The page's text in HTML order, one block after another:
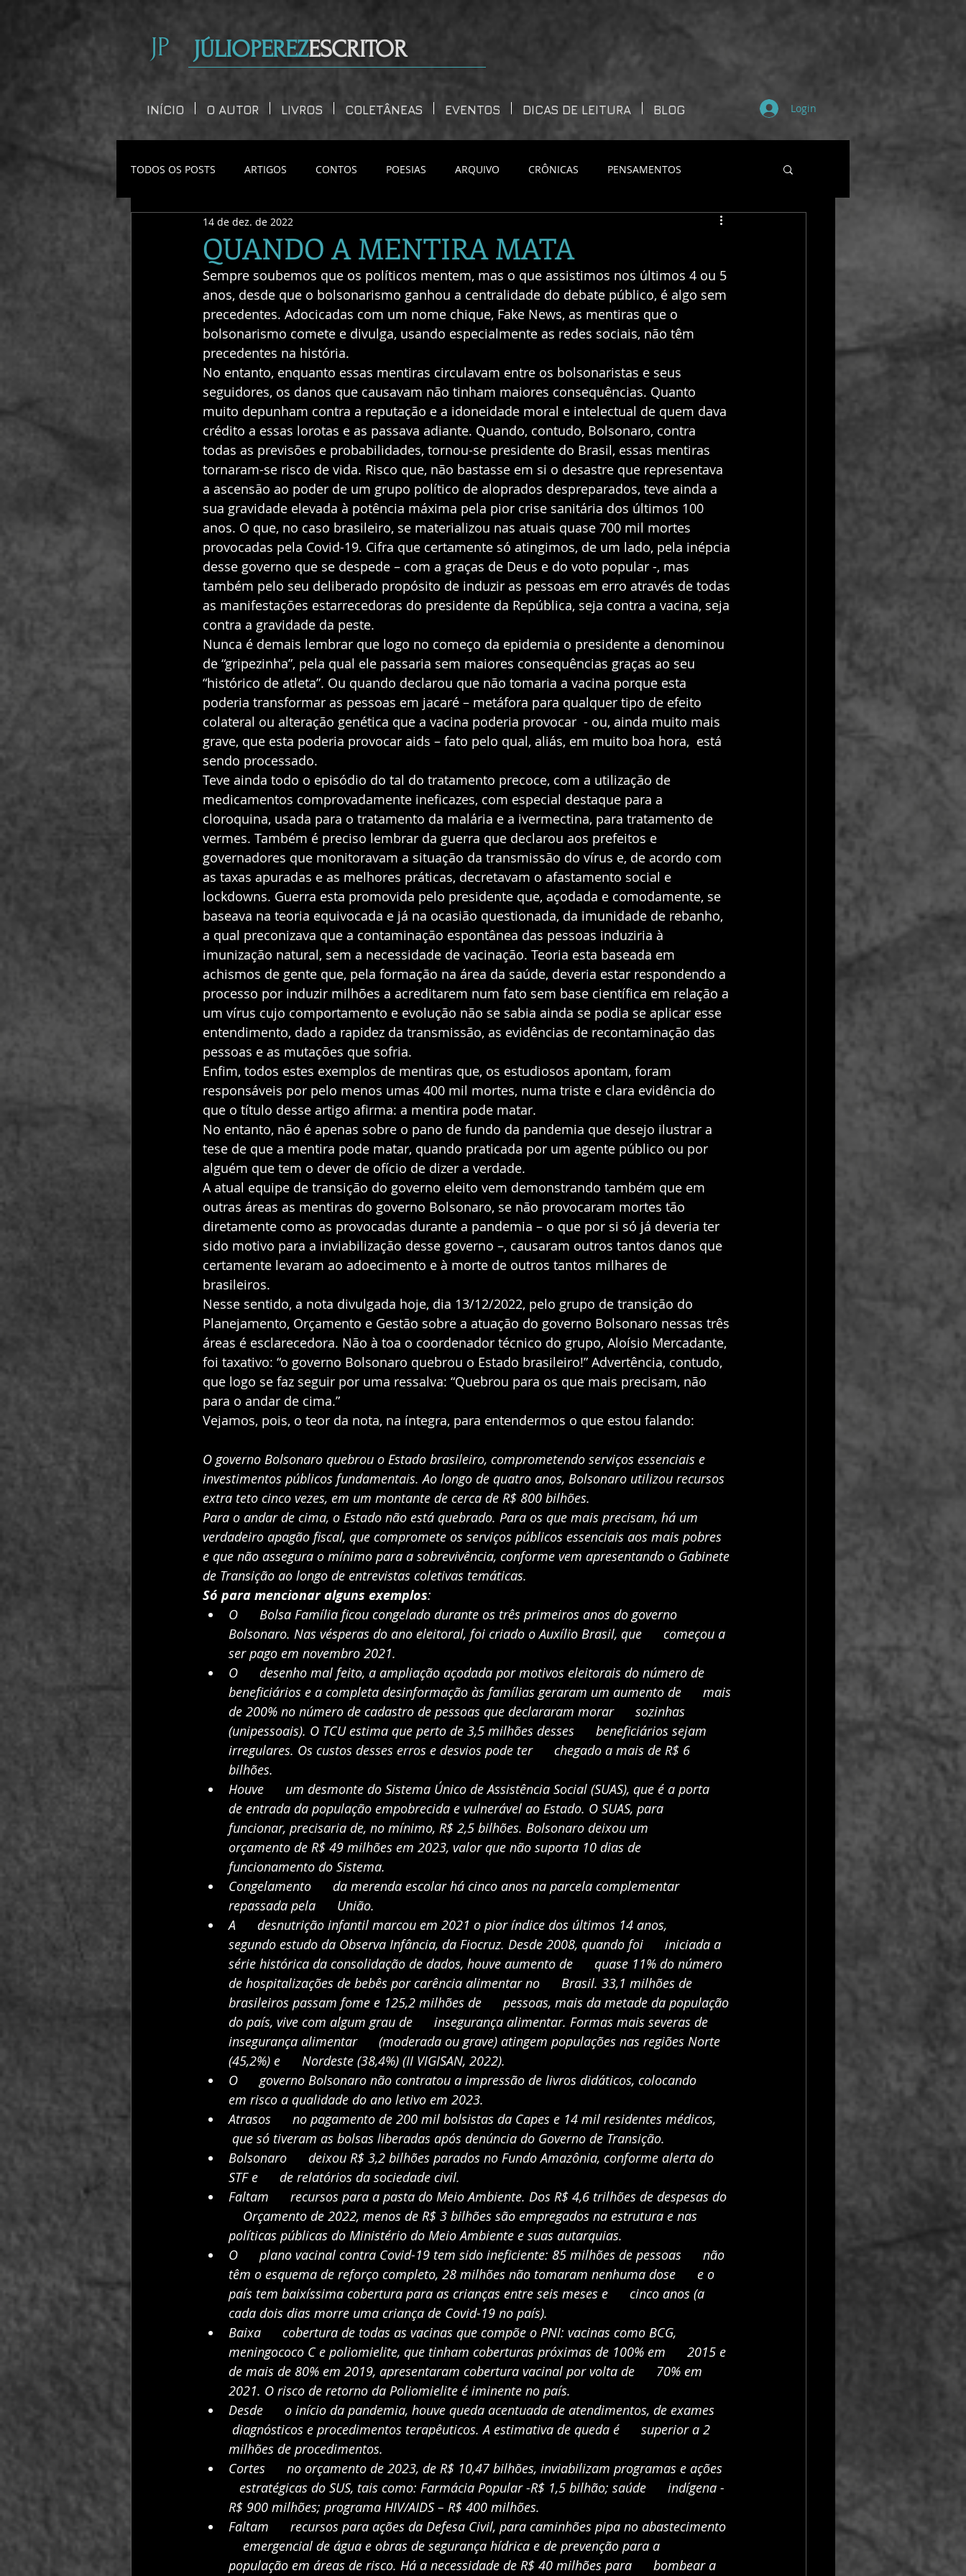
JP JÚLIOPEREZESCRITOR
INÍCIO O AUTOR LIVROS COLETÂNEAS EVENTOS DICAS DE LEITURA BLOG Login
TODOS OS POSTS ARTIGOS CONTOS POESIAS ARQUIVO CRÔNICAS PENSAMENTOS
CONTOS CURTOS
QUANDO A MENTIRA MATA
14 de dez. de 2022
Sempre soubemos que os políticos mentem, mas o que assistimos nos últimos 4 ou 5
anos, desde que o bolsonarismo ganhou a centralidade do debate público, é algo sem
precedentes. Adocicadas com um nome chique, Fake News, as mentiras que o
bolsonarismo comete e divulga, usando especialmente as redes sociais, não têm
precedentes na história.
No entanto, enquanto essas mentiras circulavam entre os bolsonaristas e seus
seguidores, os danos que causavam não tinham maiores consequências. Quanto
muito depunham contra a reputação e a idoneidade moral e intelectual de quem dava
crédito a essas lorotas e as passava adiante. Quando, contudo, Bolsonaro, contra
todas as previsões e probabilidades, tornou-se presidente do Brasil, essas mentiras
tornaram-se risco de vida. Risco que, não bastasse em si o desastre que representava
a ascensão ao poder de um grupo político de aloprados despreparados, teve ainda a
sua gravidade elevada à potência máxima pela pior crise sanitária dos últimos 100
anos. O que, no caso brasileiro, se materializou nas atuais quase 700 mil mortes
provocadas pela Covid-19. Cifra que certamente só atingimos, de um lado, pela inépcia
desse governo que se despede – com a graças de Deus e do voto popular -, mas
também pelo seu deliberado propósito de induzir as pessoas em erro através de todas
as manifestações estarrecedoras do presidente da República, seja contra a vacina, seja
contra a gravidade da peste.
Nunca é demais lembrar que logo no começo da epidemia o presidente a denominou
de “gripezinha”, pela qual ele passaria sem maiores consequências graças ao seu
“histórico de atleta”. Ou quando declarou que não tomaria a vacina porque esta
poderia transformar as pessoas em jacaré – metáfora para qualquer tipo de efeito
colateral ou alteração genética que a vacina poderia provocar  - ou, ainda muito mais
grave, que esta poderia provocar aids – fato pelo qual, aliás, em muito boa hora,  está
sendo processado.
Teve ainda todo o episódio do tal do tratamento precoce, com a utilização de
medicamentos comprovadamente ineficazes, com especial destaque para a
cloroquina, usada para o tratamento da malária e a ivermectina, para tratamento de
vermes. Também é preciso lembrar da guerra que declarou aos prefeitos e
governadores que monitoravam a situação da transmissão do vírus e, de acordo com
as taxas apuradas e as melhores práticas, decretavam o afastamento social e
lockdowns. Guerra esta promovida pelo presidente que, açodada e comodamente, se
baseava na teoria equivocada e já na ocasião questionada, da imunidade de rebanho,
a qual preconizava que a contaminação espontânea das pessoas induziria à
imunização natural, sem a necessidade de vacinação. Teoria esta baseada em
achismos de gente que, pela formação na área da saúde, deveria estar respondendo a
processo por induzir milhões a acreditarem num fato sem base científica em relação a
um vírus cujo comportamento e evolução não se sabia ainda se podia se aplicar esse
entendimento, dado a rapidez da transmissão, as evidências de recontaminação das
pessoas e as mutações que sofria.
Enfim, todos estes exemplos de mentiras que, os estudiosos apontam, foram
responsáveis por pelo menos umas 400 mil mortes, numa triste e clara evidência do
que o título desse artigo afirma: a mentira pode matar.
No entanto, não é apenas sobre o pano de fundo da pandemia que desejo ilustrar a
tese de que a mentira pode matar, quando praticada por um agente público ou por
alguém que tem o dever de ofício de dizer a verdade.
A atual equipe de transição do governo eleito vem demonstrando também que em
outras áreas as mentiras do governo Bolsonaro, se não provocaram mortes tão
diretamente como as provocadas durante a pandemia – o que por si só já deveria ter
sido motivo para a inviabilização desse governo –, causaram outros tantos danos que
certamente levaram ao adoecimento e à morte de outros tantos milhares de
brasileiros.
Nesse sentido, a nota divulgada hoje, dia 13/12/2022, pelo grupo de transição do
Planejamento, Orçamento e Gestão sobre a atuação do governo Bolsonaro nessas três
áreas é esclarecedora. Não à toa o coordenador técnico do grupo, Aloísio Mercadante,
foi taxativo: “o governo Bolsonaro quebrou o Estado brasileiro!” Advertência, contudo,
que logo se faz seguir por uma ressalva: “Quebrou para os que mais precisam, não
para o andar de cima.”
Vejamos, pois, o teor da nota, na íntegra, para entendermos o que estou falando:
O governo Bolsonaro quebrou o Estado brasileiro, comprometendo serviços essenciais e
investimentos públicos fundamentais. Ao longo de quatro anos, Bolsonaro utilizou recursos
extra teto cinco vezes, em um montante de cerca de R$ 800 bilhões.
Para o andar de cima, o Estado não está quebrado. Para os que mais precisam, há um
verdadeiro apagão fiscal, que compromete os serviços públicos essenciais aos mais pobres
e que não assegura o mínimo para a sobrevivência, conforme vem apresentando o Gabinete
de Transição ao longo de entrevistas coletivas temáticas.
Só para mencionar alguns exemplos:
O      Bolsa Família ficou congelado durante os três primeiros anos do governo
Bolsonaro. Nas vésperas do ano eleitoral, foi criado o Auxílio Brasil, que      começou a
ser pago em novembro 2021.
O      desenho mal feito, a ampliação açodada por motivos eleitorais do número de
beneficiários e a completa desinformação às famílias geraram um aumento de      mais
de 200% no número de cadastro de pessoas que declararam morar      sozinhas
(unipessoais). O TCU estima que perto de 3,5 milhões desses      beneficiários sejam
irregulares. Os custos desses erros e desvios pode ter      chegado a mais de R$ 6
bilhões.
Houve      um desmonte do Sistema Único de Assistência Social (SUAS), que é a porta
de entrada da população empobrecida e vulnerável ao Estado. O SUAS, para
funcionar, precisaria de, no mínimo, R$ 2,5 bilhões. Bolsonaro deixou um
orçamento de R$ 49 milhões em 2023, valor que não suporta 10 dias de
funcionamento do Sistema.
Congelamento      da merenda escolar há cinco anos na parcela complementar
repassada pela      União.
A      desnutrição infantil marcou em 2021 o pior índice dos últimos 14 anos,
segundo estudo da Observa Infância, da Fiocruz. Desde 2008, quando foi      iniciada a
série histórica da consolidação de dados, houve aumento de      quase 11% do número
de hospitalizações de bebês por carência alimentar no      Brasil. 33,1 milhões de
brasileiros passam fome e 125,2 milhões de      pessoas, mais da metade da população
do país, vive com algum grau de      insegurança alimentar. Formas mais severas de
insegurança alimentar      (moderada ou grave) atingem populações nas regiões Norte
(45,2%) e      Nordeste (38,4%) (II VIGISAN, 2022).
O      governo Bolsonaro não contratou a impressão de livros didáticos, colocando
em risco a qualidade do ano letivo em 2023.
Atrasos      no pagamento de 200 mil bolsistas da Capes e 14 mil residentes médicos,
que só tiveram as bolsas liberadas após denúncia do Governo de Transição.
Bolsonaro      deixou R$ 3,2 bilhões parados no Fundo Amazônia, conforme alerta do
STF e      de relatórios da sociedade civil.
Faltam      recursos para a pasta do Meio Ambiente. Dos R$ 4,6 trilhões de despesas do
    Orçamento de 2022, menos de R$ 3 bilhões são empregados na estrutura e nas
políticas públicas do Ministério do Meio Ambiente e suas autarquias.
O      plano vacinal contra Covid-19 tem sido ineficiente: 85 milhões de pessoas      não
têm o esquema de reforço completo, 28 milhões não tomaram nenhuma dose      e o
país tem baixíssima cobertura para as crianças entre seis meses e      cinco anos (a
cada dois dias morre uma criança de Covid-19 no país).
Baixa      cobertura de todas as vacinas que compõe o PNI: vacinas como BCG,
meningococo C e poliomielite, que tinham coberturas próximas de 100% em      2015 e
de mais de 80% em 2019, apresentaram cobertura vacinal por volta de      70% em
2021. O risco de retorno da Poliomielite é iminente no país.
Desde      o início da pandemia, houve queda acentuada de atendimentos, de exames
diagnósticos e procedimentos terapêuticos. A estimativa de queda é      superior a 2
milhões de procedimentos.
Cortes      no orçamento de 2023, de R$ 10,47 bilhões, inviabilizam programas e ações
   estratégicas do SUS, tais como: Farmácia Popular -R$ 1,5 bilhão; saúde      indígena -
R$ 900 milhões; programa HIV/AIDS – R$ 400 milhões.
Faltam      recursos para ações da Defesa Civil, para caminhões pipa no abastecimento
    emergencial de água e obras de segurança hídrica e de prevenção para a
população em áreas de risco. Há a necessidade de R$ 40 milhões para      bombear a